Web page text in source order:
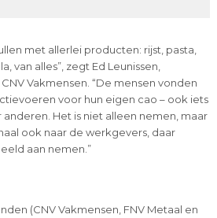
met allerlei producten: rijst, pasta,
van alles”, zegt Ed Leunissen,
Vakmensen. “De mensen vonden
voor hun eigen cao – ook iets
Het is niet alleen nemen, maar
ook naar de werkgevers, daar
aan nemen.”
(CNV Vakmensen, FNV Metaal en